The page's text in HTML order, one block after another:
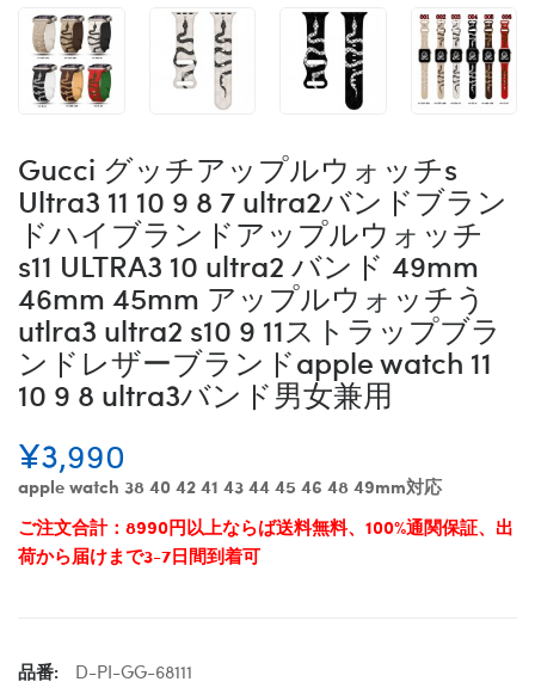
Gucci グッチアップルウォッチs
Ultra3 11 10 9 8 7 ultra2バンドブラン
ドハイブランドアップルウォッチ
s11 ULTRA3 10 ultra2 バンド 49mm
46mm 45mm アップルウォッチう
utlra3 ultra2 s10 9 11ストラップブラ
ンドレザーブランドapple watch 11
10 9 8 ultra3バンド男女兼用
¥3,990
apple watch 38 40 42 41 43 44 45 46 48 49mm対応
ご注文合計：8990円以上ならば送料無料、100%通関保証、出
荷から届けまで3-7日間到着可
品番:
D-PI-GG-68111